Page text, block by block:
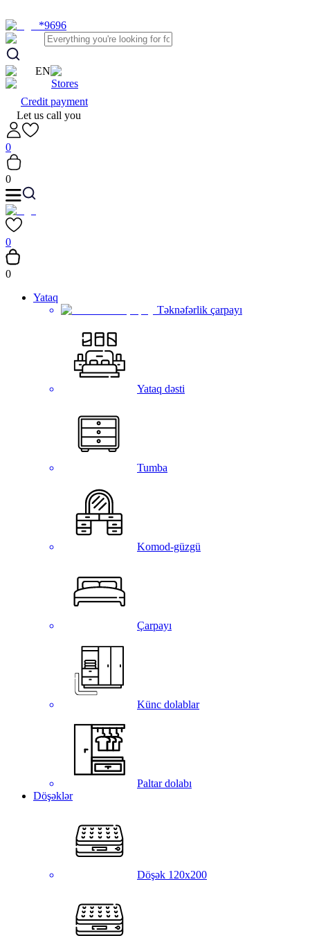
*9696
EN
Stores
Credit payment
Let us call you
0
0
0
0
Yataq
Təknəfərlik çarpayı
Yataq dəsti
Tumba
Komod-güzgü
Çarpayı
Künc dolablar
Paltar dolabı
Döşəklər
Döşək 120x200